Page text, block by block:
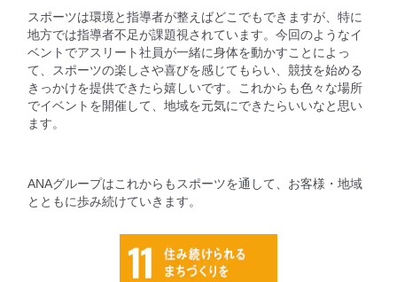
スポーツは環境と指導者が整えばどこでもできますが、特に
地方では指導者不足が課題視されています。今回のようなイ
ベントでアスリート社員が一緒に身体を動かすことによっ
て、スポーツの楽しさや喜びを感じてもらい、競技を始める
きっかけを提供できたら嬉しいです。これからも色々な場所
でイベントを開催して、地域を元気にできたらいいなと思い
ます。
ANAグループはこれからもスポーツを通して、お客様・地域
とともに歩み続けていきます。